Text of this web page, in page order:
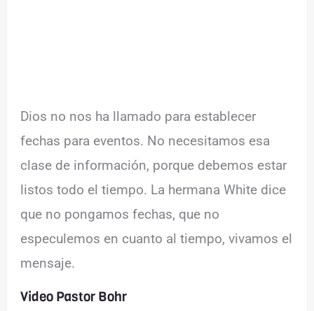
Dios no nos ha llamado para establecer
fechas para eventos. No necesitamos esa
clase de información, porque debemos estar
listos todo el tiempo. La hermana White dice
que no pongamos fechas, que no
especulemos en cuanto al tiempo, vivamos el
mensaje.
Video Pastor Bohr